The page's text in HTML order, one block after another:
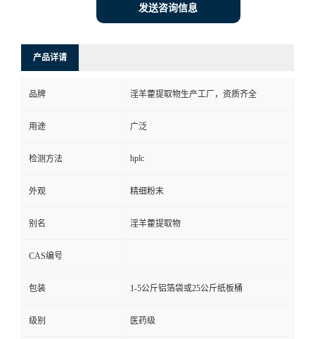
发送咨询信息
产品详请
品牌 淫羊藿提取物生产工厂，资质齐全
用途 广泛
检测方法 hplc
外观 精细粉末
别名 淫羊藿提取物
CAS编号
包装 1-5公斤铝箔袋或25公斤纸板桶
级别 医药级